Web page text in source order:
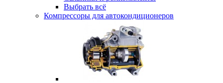
Выбрать всё
Компрессоры для автокондиционеров